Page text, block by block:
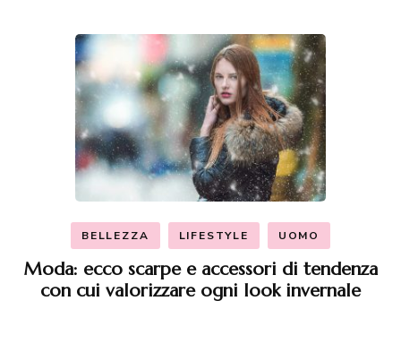
BELLEZZA LIFESTYLE UOMO
Moda: ecco scarpe e accessori di tendenza
con cui valorizzare ogni look invernale